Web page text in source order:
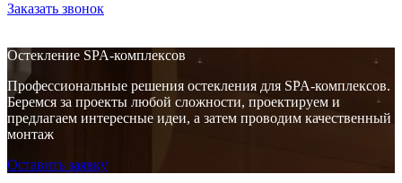
Заказать звонок
Остекление SPA-комплексов
Профессиональные решения остекления для SPA-комплексов.
Беремся за проекты любой сложности, проектируем и
предлагаем интересные идеи, а затем проводим качественный
монтаж
Оставить заявку